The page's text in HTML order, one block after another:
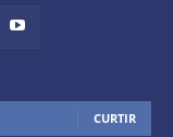
CURTIR